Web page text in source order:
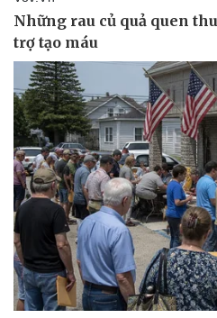
Hậu trường